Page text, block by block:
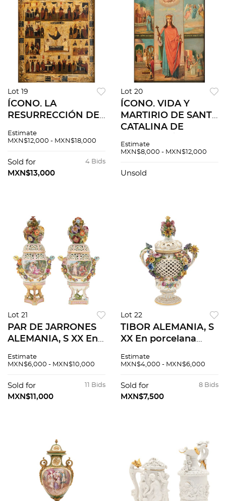
Lot 19
ÍCONO. LA
RESURRECCIÓN DE
SIGLO XIX. Óleo
36 x 30 cm
Estimate
MXN$12,000 - MXN$18,000
4 Bids
Sold for
MXN$13,000
Lot 20
ÍCONO. VIDA Y
MARTIRIO DE SANTA
CATALINA DE
PRINCIPIOS DEL S.
Estimate
MXN$8,000 - MXN$12,000
Unsold
Lot 21
PAR DE JARRONES
ALEMANIA, S XX En
MEISSEN esmaltada,
dorada Sellados
DRESDEN. 2 piezas
Estimate
MXN$6,000 - MXN$10,000
11 Bids
Sold for
MXN$11,000
Lot 22
TIBOR ALEMANIA, S
XX En porcelana
esmaltada,
dorada Sellado
SITZENDORF
Estimate
MXN$4,000 - MXN$6,000
8 Bids
Sold for
MXN$7,500